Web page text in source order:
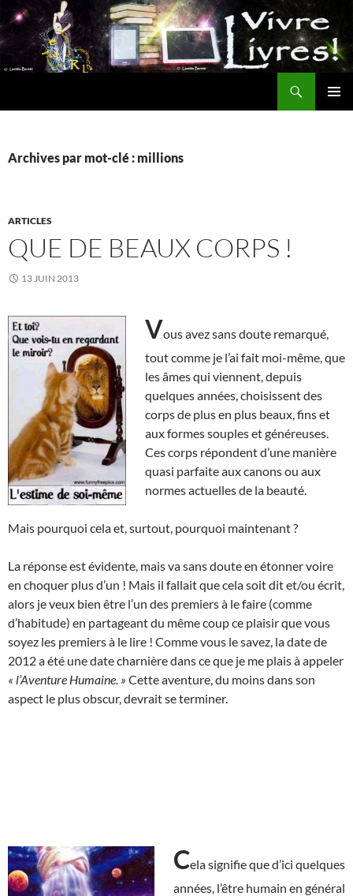
Aller
au
contenu
Archives par mot-clé : millions
ARTICLES
QUE DE BEAUX CORPS !
13 JUIN 2013
Vous avez sans doute remarqué,
tout comme je l’ai fait moi-même, que
les âmes qui viennent, depuis
quelques années, choisissent des
corps de plus en plus beaux, fins et
aux formes souples et généreuses.
Ces corps répondent d’une manière
quasi parfaite aux canons ou aux
normes actuelles de la beauté.
Mais pourquoi cela et, surtout, pourquoi maintenant ?
La réponse est évidente, mais va sans doute en étonner voire
en choquer plus d’un ! Mais il fallait que cela soit dit et/ou écrit,
alors je veux bien être l’un des premiers à le faire (comme
d’habitude) en partageant du même coup ce plaisir que vous
soyez les premiers à le lire ! Comme vous le savez, la date de
2012 a été une date charnière dans ce que je me plais à appeler
« l’Aventure Humaine. » Cette aventure, du moins dans son
aspect le plus obscur, devrait se terminer.
Cela signifie que d’ici quelques
années, l’être humain en général